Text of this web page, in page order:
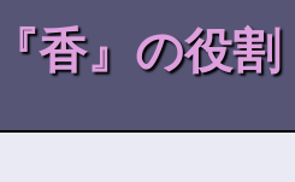
香』の役割